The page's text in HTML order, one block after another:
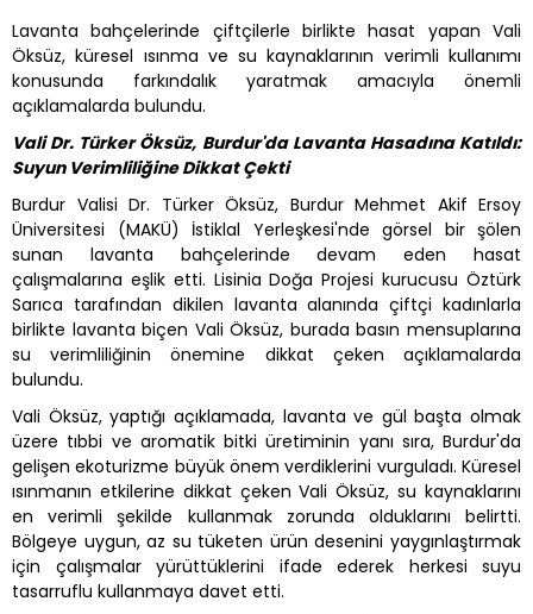
Lavanta bahçelerinde çiftçilerle birlikte hasat yapan Vali
Öksüz, küresel ısınma ve su kaynaklarının verimli kullanımı
konusunda farkındalık yaratmak amacıyla önemli
açıklamalarda bulundu.
Vali Dr. Türker Öksüz, Burdur'da Lavanta Hasadına Katıldı:
Suyun Verimliliğine Dikkat Çekti
Burdur Valisi Dr. Türker Öksüz, Burdur Mehmet Akif Ersoy
Üniversitesi (MAKÜ) İstiklal Yerleşkesi'nde görsel bir şölen
sunan lavanta bahçelerinde devam eden hasat
çalışmalarına eşlik etti. Lisinia Doğa Projesi kurucusu Öztürk
Sarıca tarafından dikilen lavanta alanında çiftçi kadınlarla
birlikte lavanta biçen Vali Öksüz, burada basın mensuplarına
su verimliliğinin önemine dikkat çeken açıklamalarda
bulundu.
Vali Öksüz, yaptığı açıklamada, lavanta ve gül başta olmak
üzere tıbbi ve aromatik bitki üretiminin yanı sıra, Burdur'da
gelişen ekoturizme büyük önem verdiklerini vurguladı. Küresel
ısınmanın etkilerine dikkat çeken Vali Öksüz, su kaynaklarını
en verimli şekilde kullanmak zorunda olduklarını belirtti.
Bölgeye uygun, az su tüketen ürün desenini yaygınlaştırmak
için çalışmalar yürüttüklerini ifade ederek herkesi suyu
tasarruflu kullanmaya davet etti.